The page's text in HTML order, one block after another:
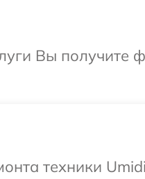
Вы получите
техники